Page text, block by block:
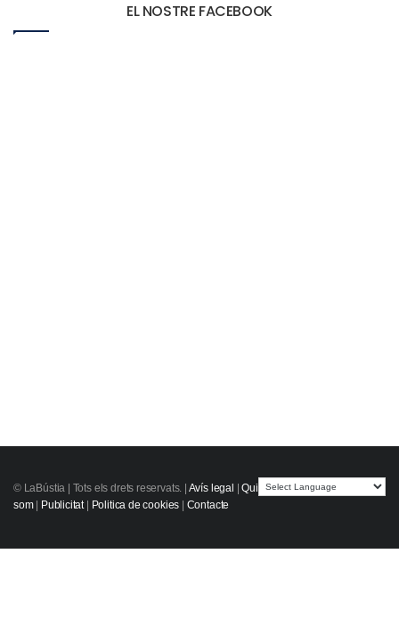
EL NOSTRE FACEBOOK
© LaBústia | Tots els drets reservats. Avís legal |Qui
som| Publicitat| Politica de cookies Contacte